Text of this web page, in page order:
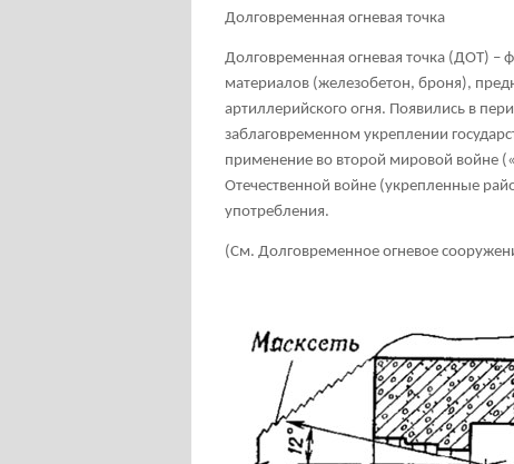
Долговременная огневая точка
Долговременная огневая точка (ДОТ) –
материалов (железобетон, броня),
артиллерийского огня. Появились в
заблаговременном укреплении
применение во второй мировой войне
Отечественной войне (укрепленные
употребления.
(См. Долговременное огневое